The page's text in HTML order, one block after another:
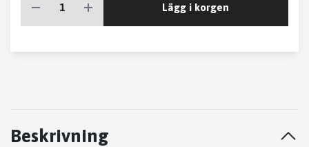
Lägg i korgen
Beskrivning